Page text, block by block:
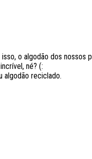
o algodão dos nossos
né? (:
algodão reciclado.